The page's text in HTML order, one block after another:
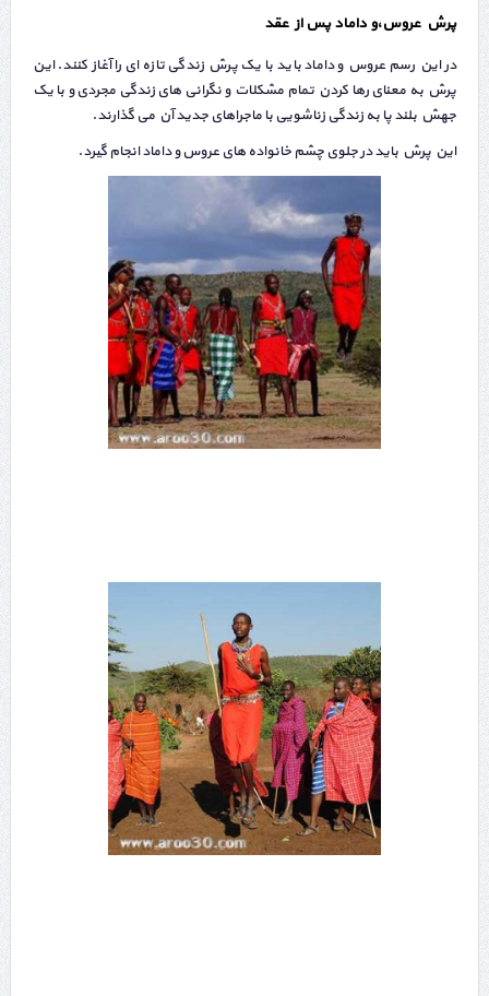
پرش عروس،و داماد پس از عقد
در این رسم عروس ،و داماد باید با یک پرش زندگی تازه ای را آغاز کنند. این
پرش به معنای رها کردن تمام مشکلات و نگرانی های زندگی مجردی و با یک
جهش بلند پا به زندگی زناشویی با ماجراهای جدید آن می گذارند.
این پرش باید در جلوی چشم خانواده های عروس و داماد انجام گیرد.